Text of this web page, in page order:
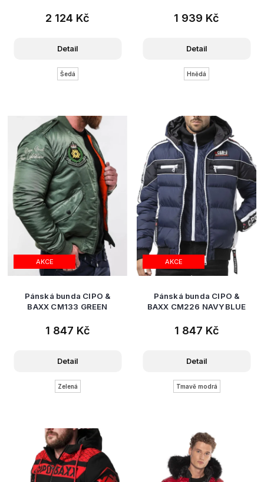
2 124 Kč
Detail
Šedá
1 939 Kč
Detail
Hnědá
AKCE
Pánská bunda CIPO &
BAXX CM133 GREEN
1 847 Kč
Detail
Zelená
AKCE
Pánská bunda CIPO &
BAXX CM226 NAVYBLUE
1 847 Kč
Detail
Tmavě modrá